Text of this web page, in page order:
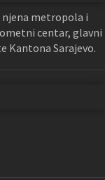
njena metropola i
centar, glavni
Kantona Sarajevo.